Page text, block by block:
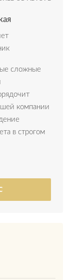
сложные
компании
в строгом